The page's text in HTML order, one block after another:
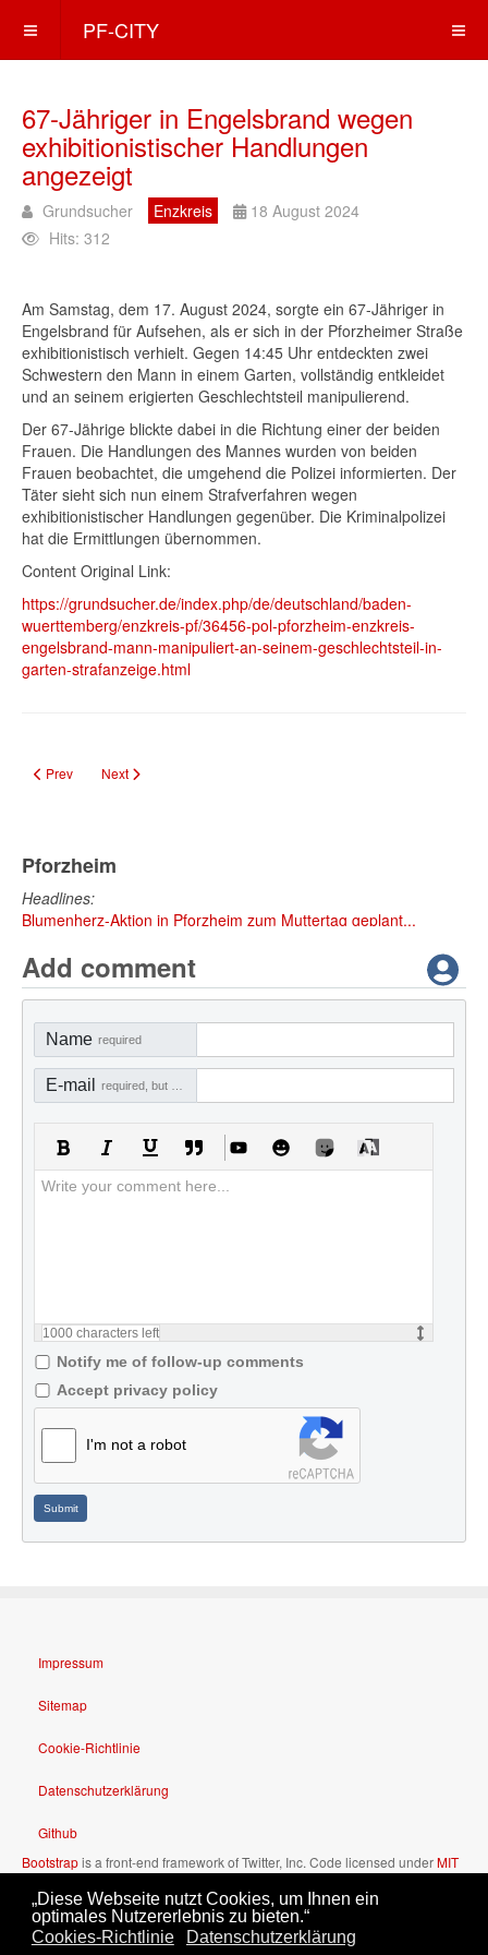
„Diese Webseite nutzt Cookies, um Ihnen ein
optimales Nutzererlebnis zu bieten.“
Cookies-Richtlinie
Datenschutzerklärung
PF-CITY
67-Jähriger in Engelsbrand wegen
exhibitionistischer Handlungen
angezeigt
Grundsucher Enzkreis
18 August 2024
Hits: 312
Am Samstag, dem 17. August 2024, sorgte ein 67-Jähriger in
Engelsbrand für Aufsehen, als er sich in der Pforzheimer Straße
exhibitionistisch verhielt. Gegen 14:45 Uhr entdeckten zwei
Schwestern den Mann in einem Garten, vollständig entkleidet
und an seinem erigierten Geschlechtsteil manipulierend.
Der 67-Jährige blickte dabei in die Richtung einer der beiden
Frauen. Die Handlungen des Mannes wurden von beiden
Frauen beobachtet, die umgehend die Polizei informierten. Der
Täter sieht sich nun einem Strafverfahren wegen
exhibitionistischer Handlungen gegenüber. Die Kriminalpolizei
hat die Ermittlungen übernommen.
Content Original Link:
https://grundsucher.de/index.php/de/deutschland/baden-
wuerttemberg/enzkreis-pf/36456-pol-pforzheim-enzkreis-
engelsbrand-mann-manipuliert-an-seinem-geschlechtsteil-in-
garten-strafanzeige.html
Previous article: Duales Studium bei Rutronik: Karrierestart für junge
Prev Next article: Brunch auf dem Bauernhof im Naturpark
Next
Pforzheim
Headlines:
Blumenherz-Aktion in Pforzheim zum Muttertag geplant...
Add comment
Name required
E-mail
1000 characters left
Notify me of follow-up comments
Accept privacy policy
I'm not a robot
Submit
Impressum
Sitemap
Cookie-Richtlinie
Datenschutzerklärung
Github
Bootstrapis a front-end framework of Twitter, Inc. Code licensed underMIT
Font Awesomefont licensed underSIL OFL 1.1.